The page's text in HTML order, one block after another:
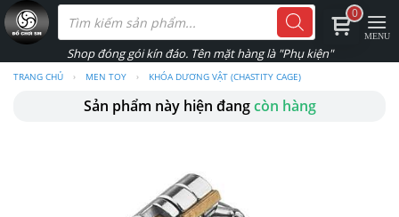
Skip
to
Tìm
kiếm
phẩm
TRANG CHỦ › MEN TOY › KHÓA DƯƠNG VẬT (CHASTITY CAGE)
Sản phẩm này hiện đangcòn hàng
0